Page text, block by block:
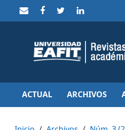
to
Main
Navigation
Content
Sidebar
ACTUAL ARCHIVOS